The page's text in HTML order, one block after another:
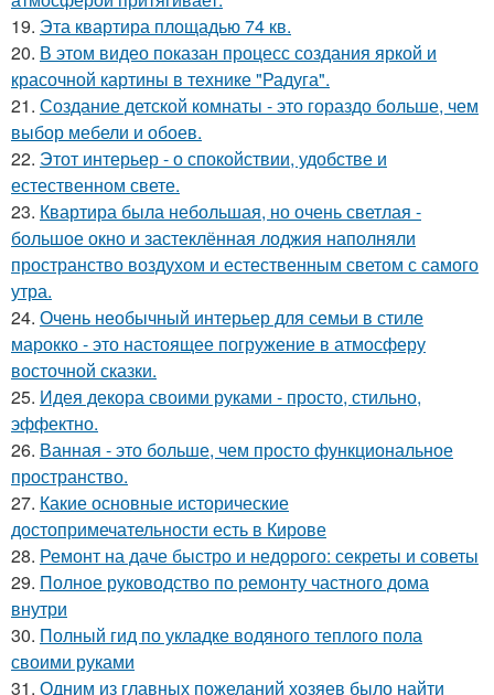
19. Эта квартира площадью 74 кв.
20. В этом видео показан процесс создания яркой и
красочной картины в технике "Радуга".
21. Создание детской комнаты - это гораздо больше, чем
выбор мебели и обоев.
22. Этот интерьер - о спокойствии, удобстве и
естественном свете.
23. Квартира была небольшая, но очень светлая -
большое окно и застеклённая лоджия наполняли
пространство воздухом и естественным светом с самого
утра.
24. Очень необычный интерьер для семьи в стиле
марокко - это настоящее погружение в атмосферу
восточной сказки.
25. Идея декора своими руками - просто, стильно,
эффектно.
26. Ванная - это больше, чем просто функциональное
пространство.
27. Какие основные исторические
достопримечательности есть в Кирове
28. Ремонт на даче быстро и недорого: секреты и советы
29. Полное руководство по ремонту частного дома
внутри
30. Полный гид по укладке водяного теплого пола
своими руками
31. Одним из главных пожеланий хозяев было найти